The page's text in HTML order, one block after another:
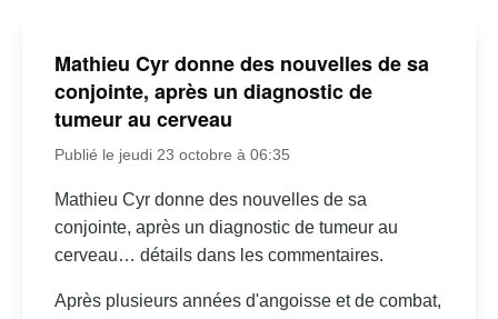
Mathieu Cyr donne des nouvelles de sa
conjointe, après un diagnostic de
tumeur au cerveau
Publié le jeudi 23 octobre à 06:35
Mathieu Cyr donne des nouvelles de sa
conjointe, après un diagnostic de tumeur au
cerveau… détails dans les commentaires.
Après plusieurs années d'angoisse et de combat,